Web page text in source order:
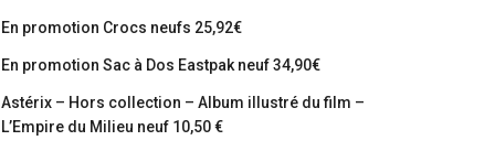
En promotion Crocs neufs 25,92€
En promotion Sac à Dos Eastpak neuf 34,90€
Astérix – Hors collection – Album illustré du film –
L’Empire du Milieu neuf 10,50 €